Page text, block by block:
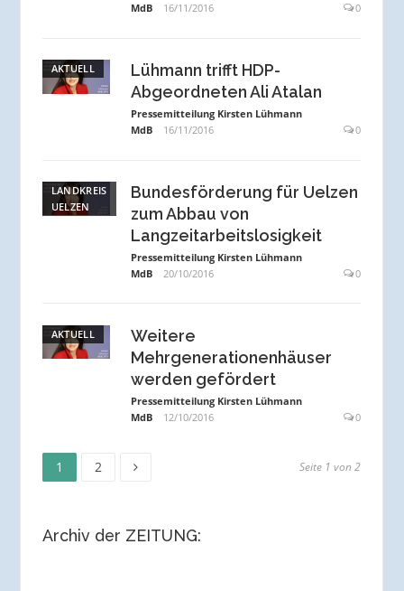
MdB
16/11/2016 0
AKTUELL
Lühmann trifft HDP-
Abgeordneten Ali Atalan
Pressemitteilung Kirsten Lühmann
MdB
16/11/2016 0
LANDKREIS
UELZEN
Bundesförderung für Uelzen
zum Abbau von
Langzeitarbeitslosigkeit
Pressemitteilung Kirsten Lühmann
MdB
20/10/2016 0
AKTUELL
Weitere
Mehrgenerationenhäuser
werden gefördert
Pressemitteilung Kirsten Lühmann
MdB
12/10/2016 0
Seitennummerierung
Beiträge
Seite
1 2 Seite 1 von 2
Archiv der ZEITUNG: